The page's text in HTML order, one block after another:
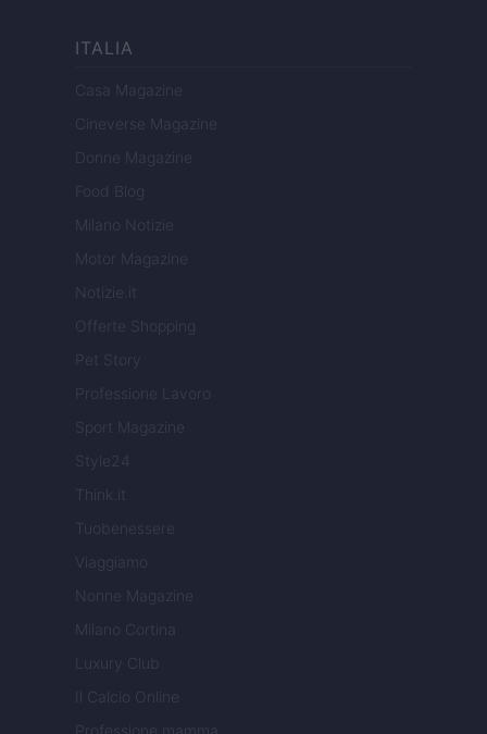
ITALIA
Casa Magazine
Cineverse Magazine
Donne Magazine
Food Blog
Milano Notizie
Motor Magazine
Notizie.it
Offerte Shopping
Pet Story
Professione Lavoro
Sport Magazine
Style24
Think.it
Tuobenessere
Viaggiamo
Nonne Magazine
Milano Cortina
Luxury Club
Il Calcio Online